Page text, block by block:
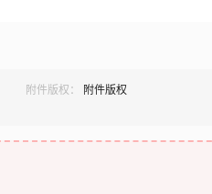
附件版权：
附件版权